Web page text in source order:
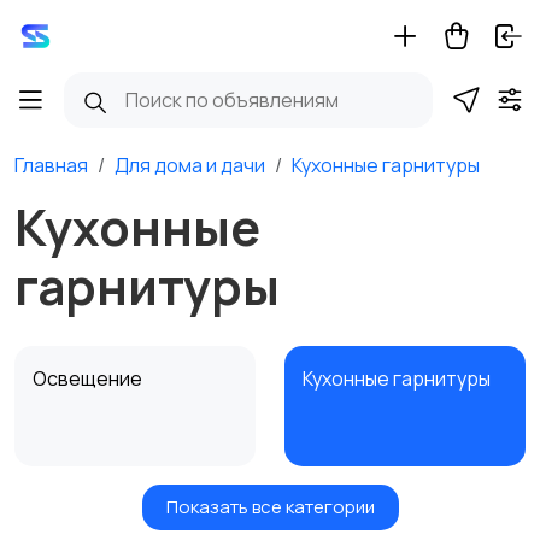
Главная Для дома и дачи Кухонные гарнитуры
Кухонные
гарнитуры
Освещение Кухонные гарнитуры
Кровати и матрасы Диваны и кресла
Показать все категории